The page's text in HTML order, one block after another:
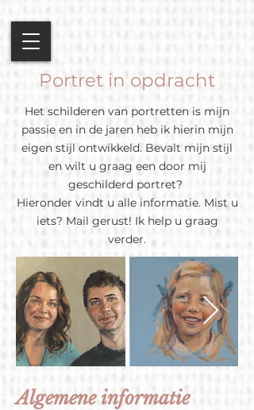
Portret in opdracht
Het schilderen van portretten is mijn
passie en in de jaren heb ik hierin mijn
eigen stijl ontwikkeld. Bevalt mijn stijl
en wilt u graag een door mij
geschilderd portret?
Hieronder vindt u alle informatie. Mist u
iets? Mail gerust! Ik help u graag
verder.
Algemene informatie